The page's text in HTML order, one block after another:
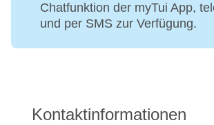
Chatfunktion der myTui App,
und per SMS zur Verfügung.
Kontaktinformationen